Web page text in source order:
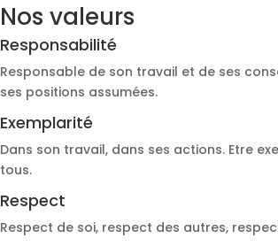
Nos valeurs
Responsabilité
Responsable de son travail et de ses
ses positions assumées.
Exemplarité
Dans son travail, dans ses actions. Etre
tous.
Respect
Respect de soi, respect des autres,